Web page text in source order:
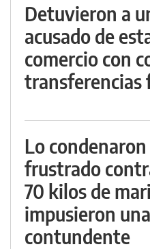
Detuvieron a
acusado de
comercio con
transferencias
Lo
frustrado
70 kilos de
impusieron
contundente